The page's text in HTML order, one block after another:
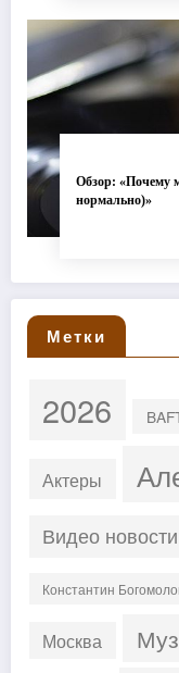
Обзор: «Почему
нормально)»
Метки
2026
Актеры
Видео новости
Константин
Москва